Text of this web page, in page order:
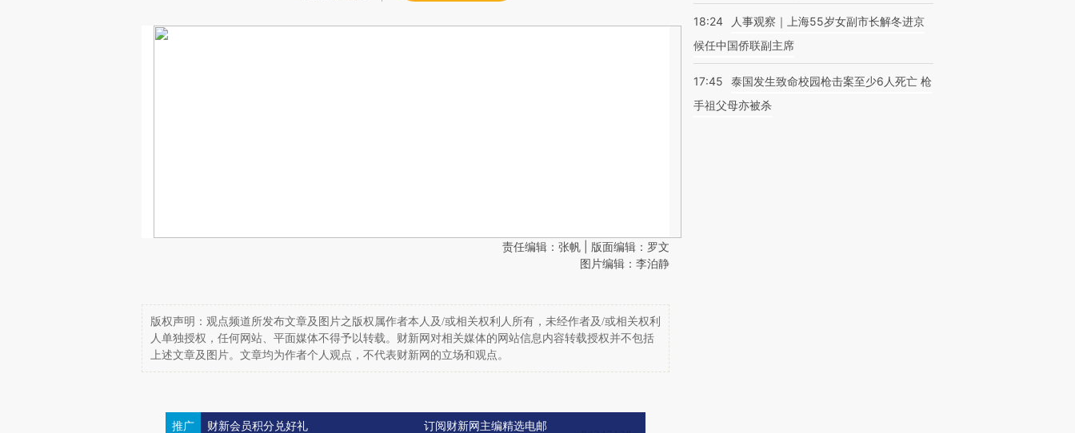
责任编辑：张帆 | 版面编辑：罗文
图片编辑：李泊静
版权声明：观点频道所发布文章及图片之版权属作者本人及/或相关权利人所有，未经作者及/或相关权利
人单独授权，任何网站、平面媒体不得予以转载。财新网对相关媒体的网站信息内容转载授权并不包括
上述文章及图片。文章均为作者个人观点，不代表财新网的立场和观点。
推广 财新会员积分兑好礼 订阅财新网主编精选电邮
18:24
人事观察｜上海55岁女副市长解冬进京
候任中国侨联副主席
17:45
泰国发生致命校园枪击案至少6人死亡 枪
手祖父母亦被杀